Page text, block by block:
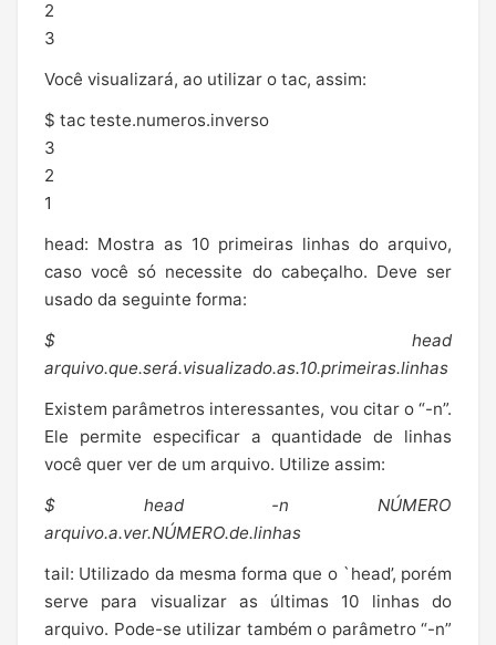
2
3
Você visualizará, ao utilizar o tac, assim:
$ tac teste.numeros.inverso
3
2
1
head: Mostra as 10 primeiras linhas do arquivo,
caso você só necessite do cabeçalho. Deve ser
usado da seguinte forma:
$ head
arquivo.que.será.visualizado.as.10.primeiras.linhas
Existem parâmetros interessantes, vou citar o “-n”.
Ele permite especificar a quantidade de linhas
você quer ver de um arquivo. Utilize assim:
$ head -n NÚMERO
arquivo.a.ver.NÚMERO.de.linhas
tail: Utilizado da mesma forma que o `head’, porém
serve para visualizar as últimas 10 linhas do
arquivo. Pode-se utilizar também o parâmetro “-n”